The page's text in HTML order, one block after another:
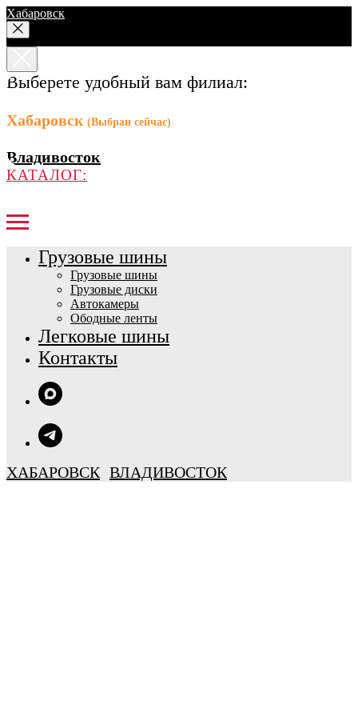
Хабаровск
Выберете удобный вам филиал:
Хабаровск (Выбран сейчас)
Владивосток
КАТАЛОГ:
Грузовые шины
Грузовые шины
Грузовые диски
Автокамеры
Ободные ленты
Легковые шины
Контакты
ХАБАРОВСК ВЛАДИВОСТОК